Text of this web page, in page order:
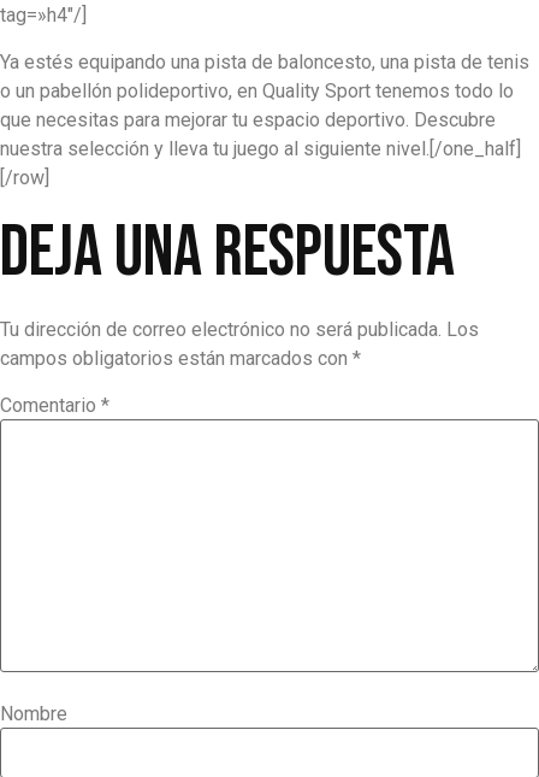
tag=»h4″/]
Ya estés equipando una pista de baloncesto, una pista de tenis
o un pabellón polideportivo, en Quality Sport tenemos todo lo
que necesitas para mejorar tu espacio deportivo. Descubre
nuestra selección y lleva tu juego al siguiente nivel. [/one_half]
[/row]
Deja una respuesta
Tu dirección de correo electrónico no será publicada. Los
campos obligatorios están marcados con *
Comentario *
Nombre